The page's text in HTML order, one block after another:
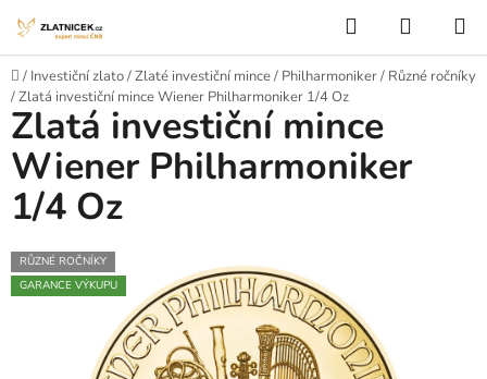
Hledat
Domů
/ Investiční zlato/Zlaté investiční mince/ Philharmoniker/ Různé ročníky
/Zlatá investiční mince Wiener Philharmoniker 1/4 Oz
Zlatá investiční mince
Wiener Philharmoniker
1/4 Oz
RŮZNÉ ROČNÍKY
GARANCE VÝKUPU